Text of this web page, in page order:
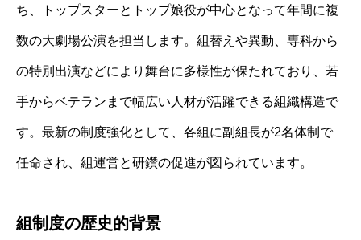
ち、トップスターとトップ娘役が中心となって年間に複
数の大劇場公演を担当します。組替えや異動、専科から
の特別出演などにより舞台に多様性が保たれており、若
手からベテランまで幅広い人材が活躍できる組織構造で
す。最新の制度強化として、各組に副組長が2名体制で
任命され、組運営と研鑽の促進が図られています。
組制度の歴史的背景